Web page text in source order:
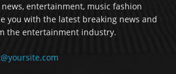
entertainment, music fashion
you with the latest breaking news and
the entertainment industry.